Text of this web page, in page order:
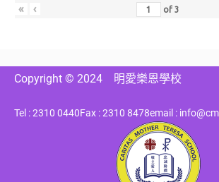
« ‹ of3
Copyright © 2024 明愛樂恩學校
Tel : 2310 0440Fax : 2310 8478email :